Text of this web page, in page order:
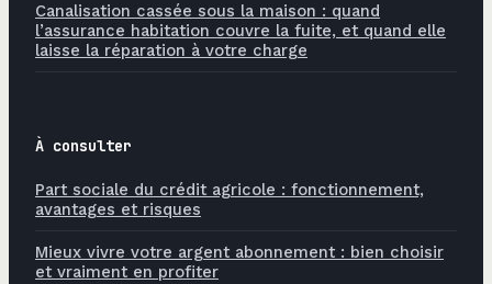
Canalisation cassée sous la maison : quand
l’assurance habitation couvre la fuite, et quand elle
laisse la réparation à votre charge
À consulter
Part sociale du crédit agricole : fonctionnement,
avantages et risques
Mieux vivre votre argent abonnement : bien choisir
et vraiment en profiter